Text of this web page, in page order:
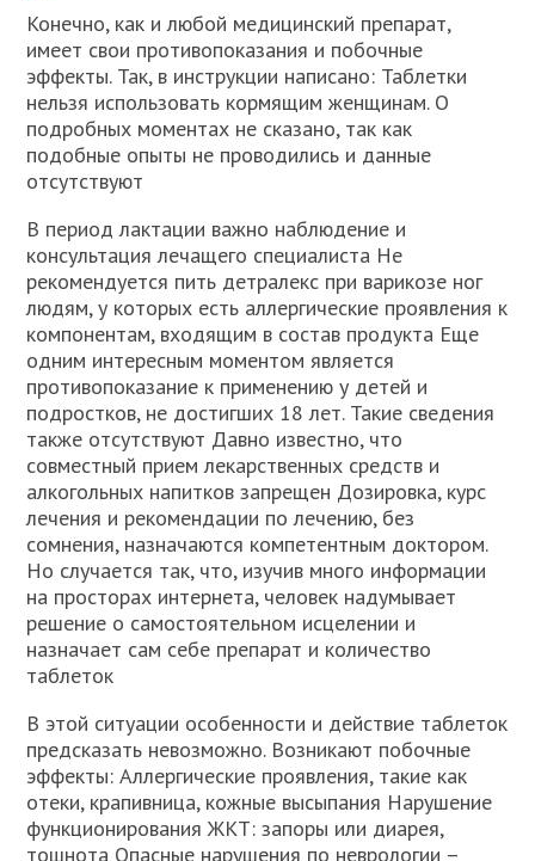
Конечно, как и любой медицинский препарат,
имеет свои противопоказания и побочные
эффекты. Так, в инструкции написано: Таблетки
нельзя использовать кормящим женщинам. О
подробных моментах не сказано, так как
подобные опыты не проводились и данные
отсутствуют
В период лактации важно наблюдение и
консультация лечащего специалиста Не
рекомендуется пить детралекс при варикозе ног
людям, у которых есть аллергические проявления к
компонентам, входящим в состав продукта Еще
одним интересным моментом является
противопоказание к применению у детей и
подростков, не достигших 18 лет. Такие сведения
также отсутствуют Давно известно, что
совместный прием лекарственных средств и
алкогольных напитков запрещен Дозировка, курс
лечения и рекомендации по лечению, без
сомнения, назначаются компетентным доктором.
Но случается так, что, изучив много информации
на просторах интернета, человек надумывает
решение о самостоятельном исцелении и
назначает сам себе препарат и количество
таблеток
В этой ситуации особенности и действие таблеток
предсказать невозможно. Возникают побочные
эффекты: Аллергические проявления, такие как
отеки, крапивница, кожные высыпания Нарушение
функционирования ЖКТ: запоры или диарея,
тошнота Опасные нарушения по неврологии –